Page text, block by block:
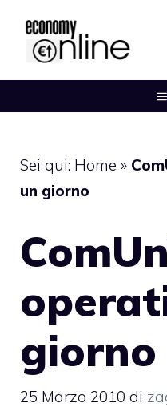
contenuto
Sei qui: Home »
un giorno
giorno
25 Marzo 2010 di